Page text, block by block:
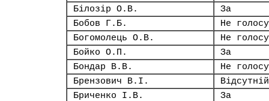
Білозір О.В.
За
Бобов Г.Б.
Не
Богомолець О.В.
Не
Бойко О.П.
За
Бондар В.В.
Не
Брензович В.І.
Відсутній
Бриченко І.В.
За